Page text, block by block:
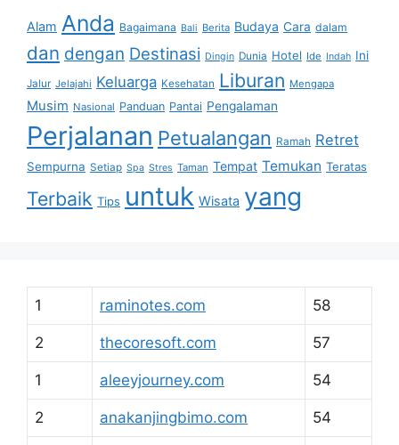
Alam Anda Bagaimana Bali Berita Budaya Cara dalam
dan dengan Destinasi Dingin Dunia Hotel Ide Indah Ini
Jalur Jelajahi Keluarga Kesehatan Liburan Mengapa
Musim Nasional Panduan Pantai Pengalaman
Perjalanan Petualangan Ramah Retret
Sempurna Setiap Spa Stres Taman Tempat Temukan Teratas
Terbaik Tips untuk Wisata yang
1 raminotes.com 58
2 thecoresoft.com 57
1 aleeyjourney.com 54
2 anakanjingbimo.com 54